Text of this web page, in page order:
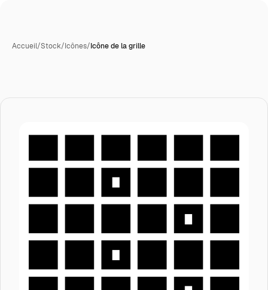
Accueil/Stock/Icônes/Icône de la grille